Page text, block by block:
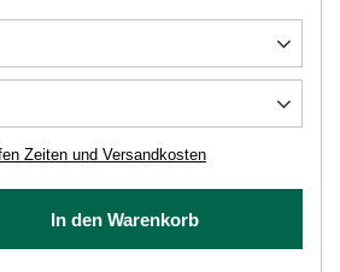
Zeiten und Versandkosten
In den Warenkorb